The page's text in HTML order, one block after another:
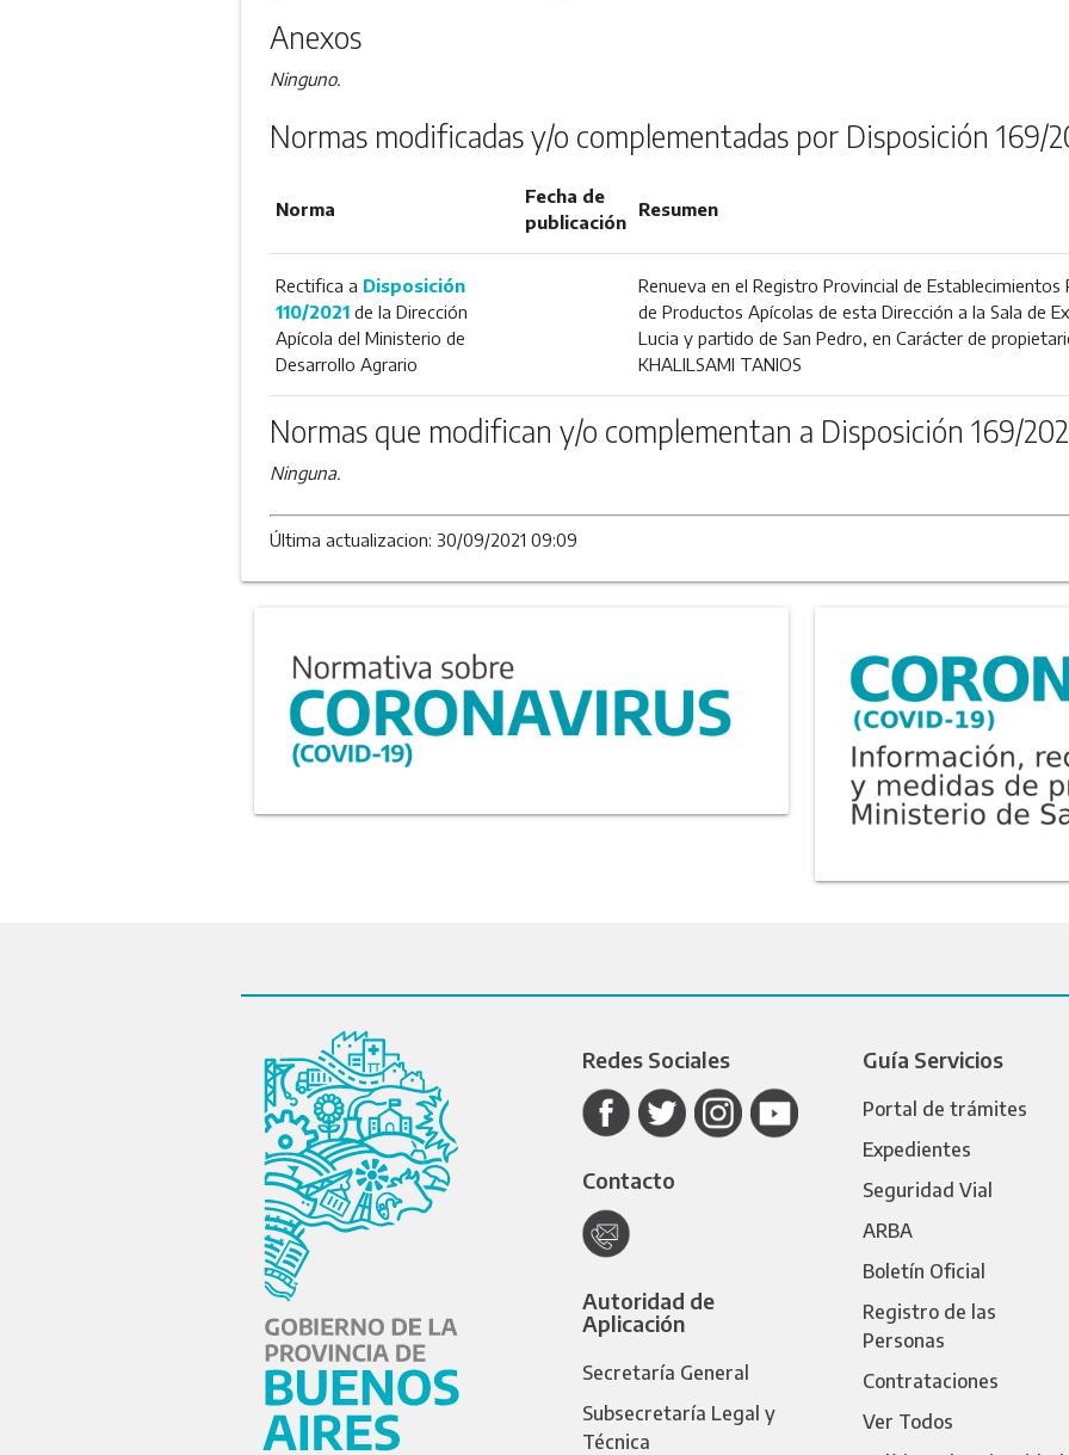
Anexos
Ninguno.
Normas modificadas y/o complementadas por Disposición 169/
Norma
Fecha de
publicación
Resumen
Rectifica a Disposición
110/2021de la Dirección
Apícola del Ministerio de
Desarrollo Agrario
Renueva en el Registro Provincial de
de Productos Apícolas de esta Dirección a la Sala de
Lucia y partido de San Pedro, en Carácter de
KHALILSAMI TANIOS
Normas que modifican y/o complementan a Disposición 169/
Ninguna.
Última actualizacion: 30/09/2021 09:09
Redes Sociales
Contacto
Autoridad de
Aplicación
Secretaría General
Subsecretaría Legal y
Técnica
Guía Servicios
Portal de trámites
Expedientes
Seguridad Vial
ARBA
Boletín Oficial
Registro de las
Personas
Contrataciones
Ver Todos